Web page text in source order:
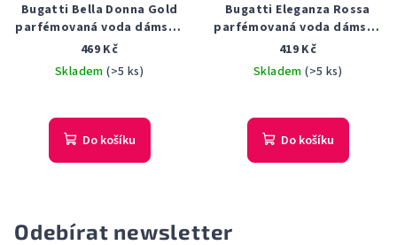
Bugatti Bella Donna Gold
parfémovaná voda dámská
60 ml
469 Kč
Skladem(>5 ks)
Do košíku
Bugatti Eleganza Rossa
parfémovaná voda dámská
60 ml
419 Kč
Skladem(>5 ks)
Do košíku
Odebírat newsletter